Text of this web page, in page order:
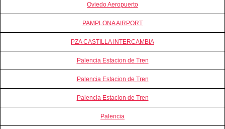
Oviedo Aeropuerto
PAMPLONA AIRPORT
PZA CASTILLA INTERCAMBIA
Palencia Estacion de Tren
Palencia Estacion de Tren
Palencia Estacion de Tren
Palencia